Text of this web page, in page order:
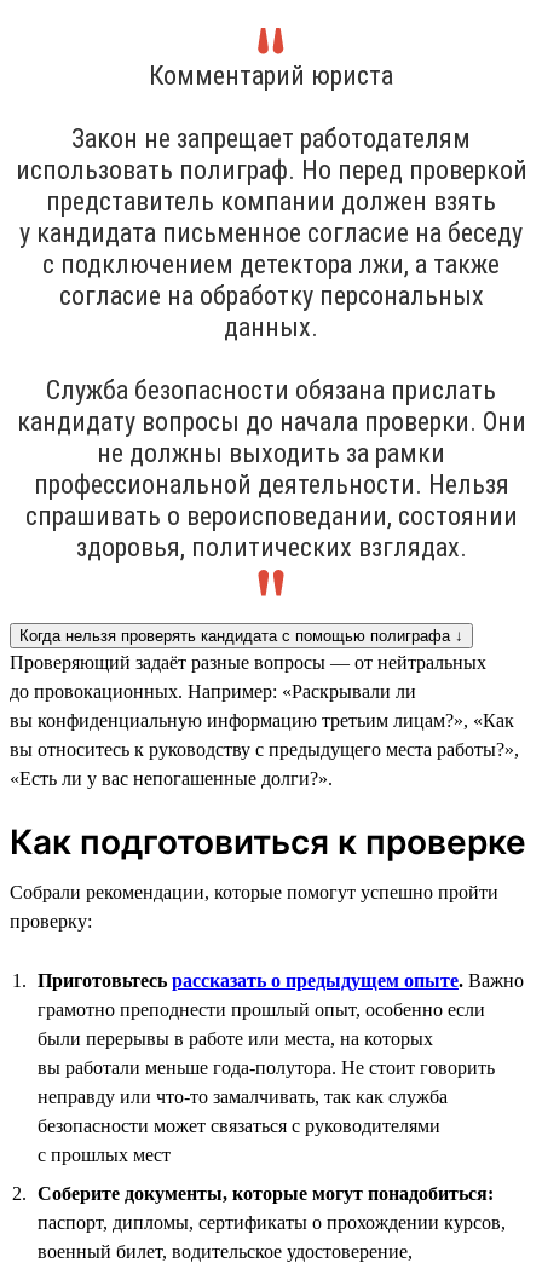
Комментарий юриста
Закон не запрещает работодателям
использовать полиграф. Но перед проверкой
представитель компании должен взять
у кандидата письменное согласие на беседу
с подключением детектора лжи, а также
согласие на обработку персональных
данных.
Служба безопасности обязана прислать
кандидату вопросы до начала проверки. Они
не должны выходить за рамки
профессиональной деятельности. Нельзя
спрашивать о вероисповедании, состоянии
здоровья, политических взглядах.
Когда нельзя проверять кандидата с помощью полиграфа ↓
Проверяющий задаёт разные вопросы — от нейтральных
до провокационных. Например: «Раскрывали ли
вы конфиденциальную информацию третьим лицам?», «Как
вы относитесь к руководству с предыдущего места работы?»,
«Есть ли у вас непогашенные долги?».
Как подготовиться к проверке
Собрали рекомендации, которые помогут успешно пройти
проверку:
Приготовьтесь рассказать о предыдущем опыте. Важно
грамотно преподнести прошлый опыт, особенно если
были перерывы в работе или места, на которых
вы работали меньше года-полутора. Не стоит говорить
неправду или что-то замалчивать, так как служба
безопасности может связаться с руководителями
с прошлых мест
Соберите документы, которые могут понадобиться:
паспорт, дипломы, сертификаты о прохождении курсов,
военный билет, водительское удостоверение,